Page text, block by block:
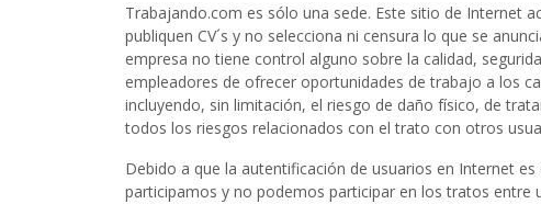
Trabajando.com es sólo una sede. Este sitio de Internet
publiquen CV´s y no selecciona ni censura lo que se
empresa no tiene control alguno sobre la calidad,
empleadores de ofrecer oportunidades de trabajo a los
incluyendo, sin limitación, el riesgo de daño físico, de
todos los riesgos relacionados con el trato con otros
Debido a que la autentificación de usuarios en Internet
participamos y no podemos participar en los tratos